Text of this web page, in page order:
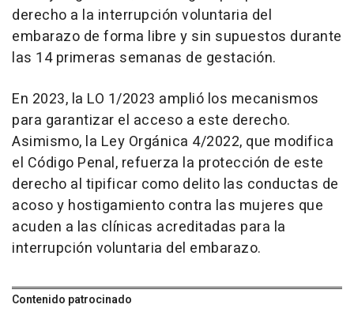
derecho a la interrupción voluntaria del
embarazo de forma libre y sin supuestos durante
las 14 primeras semanas de gestación.
En 2023, la LO 1/2023 amplió los mecanismos
para garantizar el acceso a este derecho.
Asimismo, la Ley Orgánica 4/2022, que modifica
el Código Penal, refuerza la protección de este
derecho al tipificar como delito las conductas de
acoso y hostigamiento contra las mujeres que
acuden a las clínicas acreditadas para la
interrupción voluntaria del embarazo.
Contenido patrocinado